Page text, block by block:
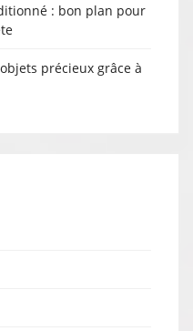
: bon plan pour
précieux grâce à